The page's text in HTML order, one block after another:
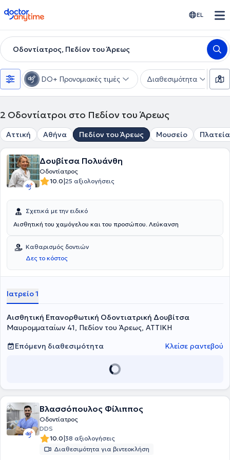
doctoranytime EL
Οδοντίατρος, Πεδίον του Άρεως
DO+ Προνομιακές τιμές Διαθεσιμότητα
2 Οδοντίατροι στο Πεδίον του Άρεως
Αττική Αθήνα Πεδίον του Άρεως Μουσείο
Δουβίτσα Πολυάνθη
Οδοντίατρος
10.0|25 αξιολογήσεις
Σχετικά με την ειδικό
Αισθητική του χαμόγελου και του προσώπου. Λεύκανση
Καθαρισμός δοντιών
Δες το κόστος
Ιατρείο 1
Αισθητική Επανορθωτική Οδοντιατρική Δουβίτσα
Μαυρομματαίων 41, Πεδίον του Άρεως, ΑΤΤΙΚΗ
Επόμενη διαθεσιμότητα
Κλείσε ραντεβού
Βλασσόπουλος Φίλιππος
Οδοντίατρος
DDS
10.0|38 αξιολογήσεις
Διαθεσιμότητα για βιντεοκλήση